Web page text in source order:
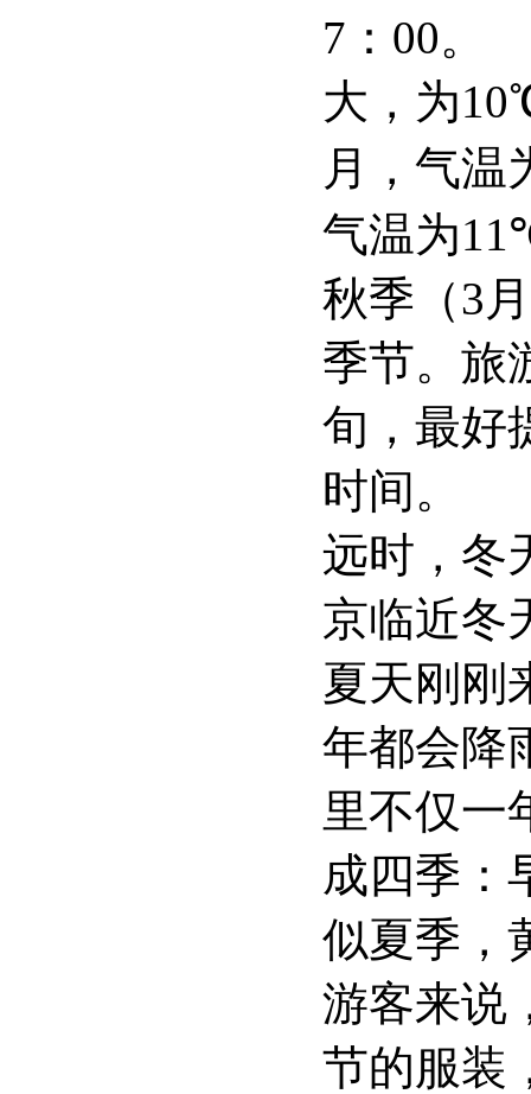
7 ： 00。
大，为10
月，气温
气温为11
秋季（3 月
季节。旅
旬，最好
时间。
远时，冬
京临近冬
夏天刚刚
年都会降
里不仅一
成四季：
似夏季，
游客来说
节的服装